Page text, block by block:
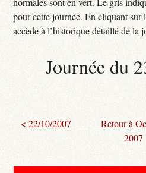
pour cette journée. En cliquant sur
accède à l’historique détaillé de la
Journée du
< 22/10/2007
Retour à
2007